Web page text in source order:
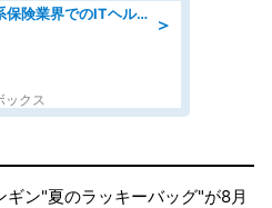
＞
ヘルプデスク/外資系保険業界でのITヘルプデスク業務/駅近/即日勤務可/ヘルプデスク
ックス
ギン"夏のラッキーバッグ"が8月